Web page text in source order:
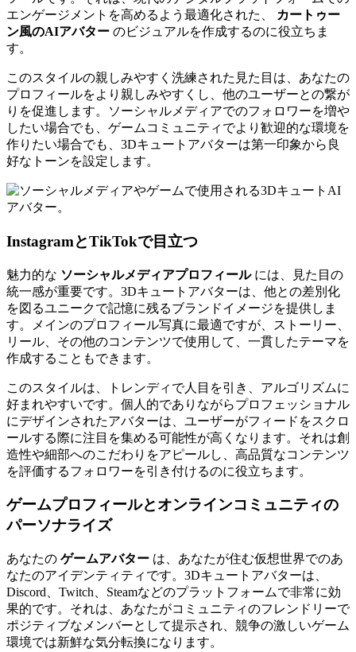
エンゲージメントを高めるよう最適化された、
カートゥー
ン風のAIアバター のビジュアルを作成するのに役立ちま
す。
このスタイルの親しみやすく洗練された見た目は、あなたの
プロフィールをより親しみやすくし、他のユーザーとの繋が
りを促進します。ソーシャルメディアでのフォロワーを増や
したい場合でも、ゲームコミュニティでより歓迎的な環境を
作りたい場合でも、3Dキュートアバターは第一印象から良
好なトーンを設定します。
InstagramとTikTokで目立つ
魅力的な ソーシャルメディアプロフィールには、見た目の
統一感が重要です。3Dキュートアバターは、他との差別化
を図るユニークで記憶に残るブランドイメージを提供しま
す。メインのプロフィール写真に最適ですが、ストーリー、
リール、その他のコンテンツで使用して、一貫したテーマを
作成することもできます。
このスタイルは、トレンディで人目を引き、アルゴリズムに
好まれやすいです。個人的でありながらプロフェッショナル
にデザインされたアバターは、ユーザーがフィードをスクロ
ールする際に注目を集める可能性が高くなります。それは創
造性や細部へのこだわりをアピールし、高品質なコンテンツ
を評価するフォロワーを引き付けるのに役立ちます。
ゲームプロフィールとオンラインコミュニティの
パーソナライズ
あなたの ゲームアバター は、あなたが住む仮想世界でのあ
なたのアイデンティティです。3Dキュートアバターは、
Discord、Twitch、Steamなどのプラットフォームで非常に効
果的です。それは、あなたがコミュニティのフレンドリーで
ポジティブなメンバーとして提示され、競争の激しいゲーム
環境では新鮮な気分転換になります。